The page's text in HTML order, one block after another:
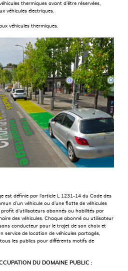
thermiques avant d’être réservées,
véhicules électriques.
véhicules thermiques.
est définie par l’article L 1231-14 du Code des
d’un véhicule ou d’une flotte de véhicules
d’utilisateurs abonnés ou habilités par
des véhicules. Chaque abonné ou utilisateur
conducteur pour le trajet de son choix et
service de location de véhicules partagés,
les publics pour différents motifs de
DU DOMAINE PUBLIC :